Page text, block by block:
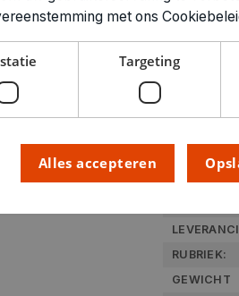
- voor
- kan
RUBRIEK:
GEWICHT
met ons
Targeting
Alles accepteren